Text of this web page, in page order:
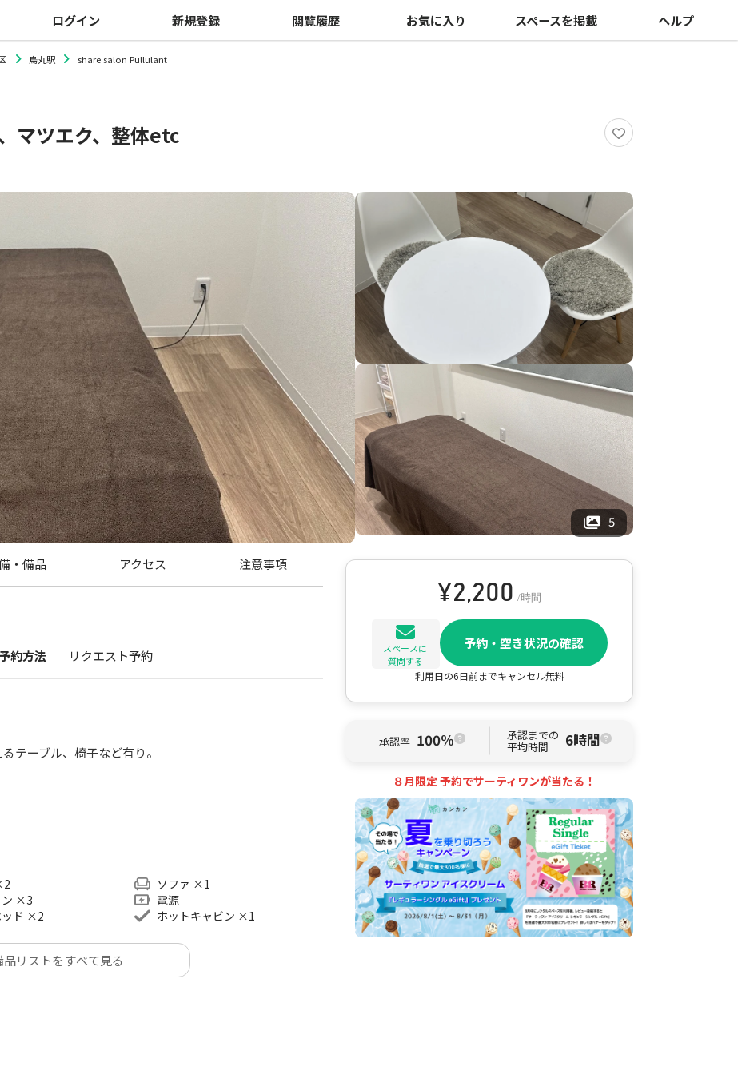
ログイン 新規登録 閲覧履歴 お気に入り スペースを掲載 ヘルプ
烏丸駅 share salon Pullulant
マツエク、整体etc
5
・備品 アクセス 注意事項
予約方法 リクエスト予約
テーブル、椅子など有り。
2
×3
ド ×2
ソファ ×1
電源
ホットキャビン ×1
リストをすべて見る
¥2,200 /時間
スペースに
質問する
予約・空き状況の確認
利用日の6日前までキャンセル無料
承認率 100% 承認までの
平均時間 6時間
８月限定 予約でサーティワンが当たる！